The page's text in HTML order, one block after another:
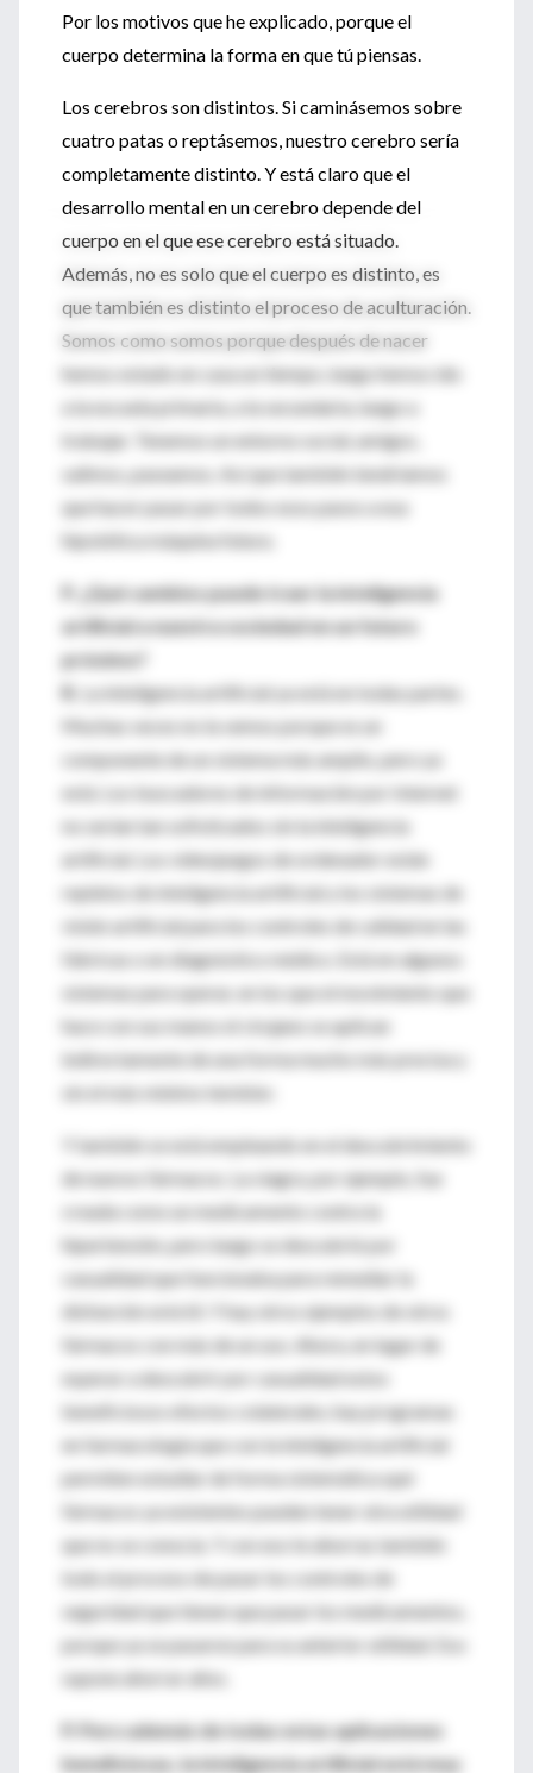
Por los motivos que he explicado, porque el
cuerpo determina la forma en que tú piensas.
Los cerebros son distintos. Si caminásemos sobre
cuatro patas o reptásemos, nuestro cerebro sería
completamente distinto. Y está claro que el
desarrollo mental en un cerebro depende del
cuerpo en el que ese cerebro está situado.
Además, no es solo que el cuerpo es distinto, es
que también es distinto el proceso de aculturación.
Somos como somos porque después de nacer
hemos estado en casa un tiempo, luego hemos ido
a la escuela primaria, a la secundaria, luego a
trabajar. Tenemos un entorno social, amigos,
salimos, paseamos. Así que también tendríamos
que hacer pasar por todos esos pasos a esa
hipotética máquina futura.
P. ¿Qué cambios puede traer la inteligencia
artificial a nuestra sociedad en un futuro
próximo?
R.
La inteligencia artificial ya está en todas partes.
Muchas veces no la vemos porque es un
componente de un sistema más amplio, pero ya
está. Los buscadores de información por Internet
no serían tan sofisticados sin la inteligencia
artificial. Los videojuegos de ordenador están
repletos de inteligencia artificial y los sistemas de
visión artificial para los controles de calidad en las
fábricas o en diagnóstico médico. Está en algunos
sistemas para operar, en los que el movimiento que
hace con sus manos el cirujano se aplican
indirectamente de una forma mucho más precisa y
sin el más mínimo temblor.
Y también se está empleando en el descubrimiento
de nuevos fármacos. La viagra, por ejemplo, fue
creada como un medicamento contra la
hipertensión, pero luego se descubrió por
casualidad que funcionaba para remediar la
disfunción eréctil. Y hay otros ejemplos de otros
fármacos con más de un uso. Ahora, en lugar de
esperar a descubrir por casualidad estos
beneficiosos efectos colaterales, hay programas
en farmacología que con la inteligencia artificial
permiten estudiar de forma sistemática qué
fármacos ya existentes pueden tener otra utilidad
que no se conocía. Y con eso te ahorras también
todo el proceso de pasar los controles de
seguridad que tienen que pasar los medicamentos,
porque ya se pasaron para su anterior utilidad. Eso
supone ahorrar años.
P. Pero además de todas estas aplicaciones
beneficiosas, la inteligencia artificial está muy